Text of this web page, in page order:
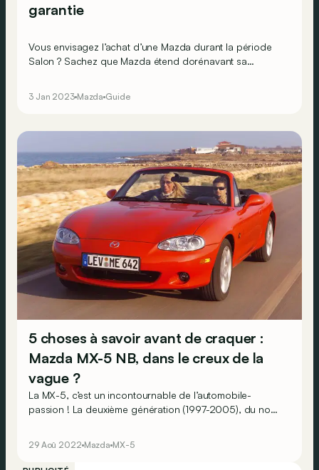
garantie
Vous envisagez l’achat d’une Mazda durant la période
Salon ? Sachez que Mazda étend dorénavant sa
3 Jan 2023 Mazda Guide
5 choses à savoir avant de craquer :
Mazda MX-5 NB, dans le creux de la
vague ?
La MX-5, c’est un incontournable de l’automobile-
passion ! La deuxième génération (1997-2005), du nom
29 Aoû 2022 Mazda MX-5